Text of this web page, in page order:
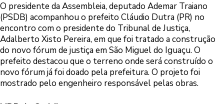
O presidente da Assembleia, deputado Ademar Traiano
(PSDB) acompanhou o prefeito Cláudio Dutra (PR) no
encontro com o presidente do Tribunal de Justiça,
Adalberto Xisto Pereira, em que foi tratado a construção
do novo fórum de justiça em São Miguel do Iguaçu. O
prefeito destacou que o terreno onde será construído o
novo fórum já foi doado pela prefeitura. O projeto foi
mostrado pelo engenheiro responsável pelas obras.